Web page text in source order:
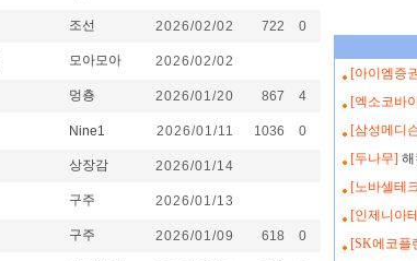
조선 2026/02/02 722 0
모아모아 2026/02/02
멍춍 2026/01/20 867 4
Nine1 2026/01/11 1036 0
상장감 2026/01/14
구주 2026/01/13
구주 2026/01/09 618 0
[아이엠증
[엑소코바
[삼성메디
[두나무] 해
[노바셀테
[인제니아
[SK에코플